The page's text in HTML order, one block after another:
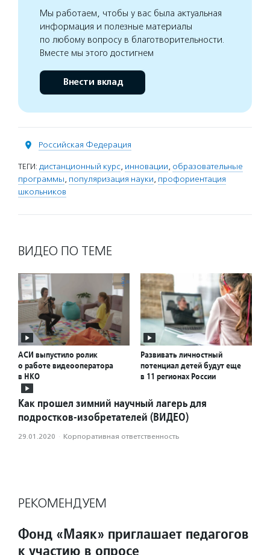
Мы работаем, чтобы у вас была актуальная
информация и полезные материалы
по любому вопросу в благотворительности.
Вместе мы этого достигнем
Внести вклад
Российская Федерация
ТЕГИ: дистанционный курс, инновации, образовательные
программы, популяризация науки, профориентация
школьников
ВИДЕО ПО ТЕМЕ
АСИ выпустило ролик
о работе видеооператора
в НКО
Развивать личностный
потенциал детей будут еще
в 11 регионах России
Как прошел зимний научный лагерь для
подростков-изобретателей (ВИДЕО)
29.01.2020 · Корпоративная ответственность
РЕКОМЕНДУЕМ
Фонд «Маяк» приглашает педагогов
к участию в опросе